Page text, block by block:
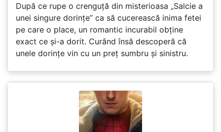
După ce rupe o crenguță din misterioasa „Salcie a
unei singure dorințe” ca să cucerească inima fetei
pe care o place, un romantic incurabil obține
exact ce și-a dorit. Curând însă descoperă că
unele dorințe vin cu un preț sumbru și sinistru.